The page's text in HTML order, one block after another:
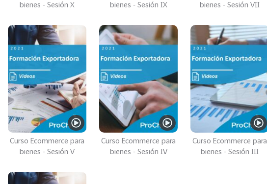
bienes - Sesión X
bienes - Sesión IX
bienes - Sesión VII
Curso Ecommerce para
bienes - Sesión V
Curso Ecommerce para
bienes - Sesión IV
Curso Ecommerce para
bienes - Sesión III